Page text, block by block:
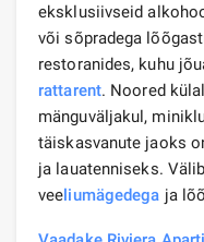
eksklusiivseid
või sõpradega
restoranides, kuhu
rattarent. Noored
mänguväljakul,
täiskasvanute jaoks
ja lauatenniseks.
veeliumägedega ja